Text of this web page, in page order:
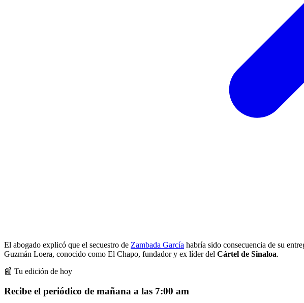
El abogado explicó que el secuestro de Zambada García habría sido consecuencia de su
Guzmán Loera, conocido como El Chapo, fundador y ex líder del Cártel de Sinaloa.
📰 Tu edición de hoy
Recibe el periódico de mañana a las 7:00 am